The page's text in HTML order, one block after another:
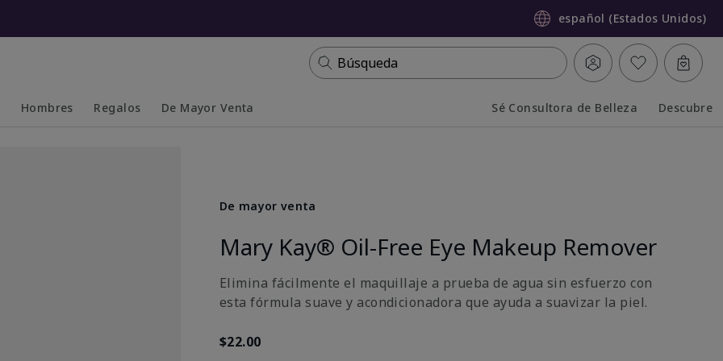
español (Estados Unidos)
Búsqueda
Hombres Regalos De Mayor Venta Sé Consultora de Belleza Descubre
De mayor venta
Mary Kay® Oil-Free Eye Makeup Remover
Elimina fácilmente el maquillaje a prueba de agua sin esfuerzo con
esta fórmula suave y acondicionadora que ayuda a suavizar la piel.
$22.00